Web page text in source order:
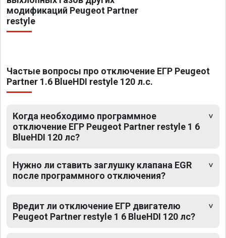
модификаций Peugeot Partner
restyle
Частые вопросы про отключение ЕГР Peugeot
Partner 1.6 BlueHDI restyle 120 л.с.
Когда необходимо программное
отключение ЕГР Peugeot Partner restyle 1 6
BlueHDI 120 лс?
Нужно ли ставить заглушку клапана EGR
после программного отключения?
Вредит ли отключение ЕГР двигателю
Peugeot Partner restyle 1 6 BlueHDI 120 лс?